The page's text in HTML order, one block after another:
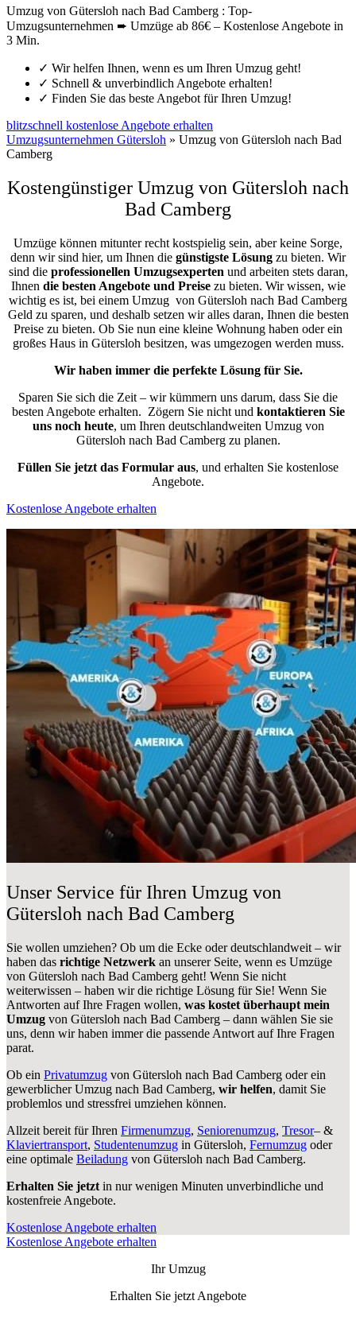
Umzug von Gütersloh nach Bad Camberg : Top-
Umzugsunternehmen ➨ Umzüge ab 86€ – Kostenlose Angebote in
3 Min.
✓ Wir helfen Ihnen, wenn es um Ihren Umzug geht!
✓ Schnell & unverbindlich Angebote erhalten!
✓ Finden Sie das beste Angebot für Ihren Umzug!
blitzschnell kostenlose Angebote erhalten
Umzugsunternehmen Gütersloh » Umzug von Gütersloh nach Bad
Camberg
Kostengünstiger Umzug von Gütersloh nach
Bad Camberg
Umzüge können mitunter recht kostspielig sein, aber keine Sorge,
denn wir sind hier, um Ihnen die günstigste Lösung zu bieten. Wir
sind die professionellen Umzugsexperten und arbeiten stets daran,
Ihnen die besten Angebote und Preisezu bieten. Wir wissen, wie
wichtig es ist, bei einem Umzug von Gütersloh nach Bad Camberg
Geld zu sparen, und deshalb setzen wir alles daran, Ihnen die besten
Preise zu bieten. Ob Sie nun eine kleine Wohnung haben oder ein
großes Haus in Gütersloh besitzen, was umgezogen werden muss.
Wir haben immer die perfekte Lösung für Sie.
Sparen Sie sich die Zeit – wir kümmern uns darum, dass Sie die
besten Angebote erhalten. Zögern Sie nicht und kontaktieren Sie
uns noch heute, um Ihren deutschlandweiten Umzug von
Gütersloh nach Bad Camberg zu planen.
Füllen Sie jetzt das Formular aus, und erhalten Sie kostenlose
Angebote.
Kostenlose Angebote erhalten
Unser Service für Ihren Umzug von
Gütersloh nach Bad Camberg
Sie wollen umziehen? Ob um die Ecke oder deutschlandweit – wir
haben das richtige Netzwerk an unserer Seite, wenn es Umzüge
von Gütersloh nach Bad Camberg geht! Wenn Sie nicht
weiterwissen – haben wir die richtige Lösung für Sie! Wenn Sie
Antworten auf Ihre Fragen wollen, was kostet überhaupt mein
Umzug von Gütersloh nach Bad Camberg – dann wählen Sie sie
uns, denn wir haben immer die passende Antwort auf Ihre Fragen
parat.
Ob ein Privatumzug von Gütersloh nach Bad Camberg oder ein
gewerblicher Umzug nach Bad Camberg, wir helfen, damit Sie
problemlos und stressfrei umziehen können.
Allzeit bereit für Ihren Firmenumzug, Seniorenumzug, Tresor– &
Klaviertransport, Studentenumzug in Gütersloh, Fernumzug oder
eine optimale Beiladung von Gütersloh nach Bad Camberg.
Erhalten Sie jetzt in nur wenigen Minuten unverbindliche und
kostenfreie Angebote.
Kostenlose Angebote erhalten
Kostenlose Angebote erhalten
Ihr Umzug
Erhalten Sie jetzt Angebote